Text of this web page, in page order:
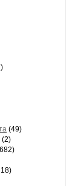
(49)
(2)